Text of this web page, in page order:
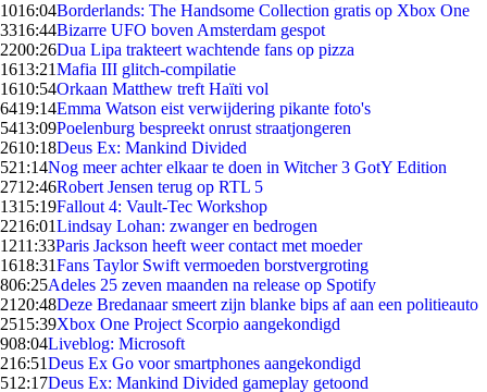
1016:04Borderlands: The Handsome Collection gratis op Xbox One
3316:44Bizarre UFO boven Amsterdam gespot
2200:26Dua Lipa trakteert wachtende fans op pizza
1613:21Mafia III glitch-compilatie
1610:54Orkaan Matthew treft Haïti vol
6419:14Emma Watson eist verwijdering pikante foto's
5413:09Poelenburg bespreekt onrust straatjongeren
2610:18Deus Ex: Mankind Divided
521:14Nog meer achter elkaar te doen in Witcher 3 GotY Edition
2712:46Robert Jensen terug op RTL 5
1315:19Fallout 4: Vault-Tec Workshop
2216:01Lindsay Lohan: zwanger en bedrogen
1211:33Paris Jackson heeft weer contact met moeder
1618:31Fans Taylor Swift vermoeden borstvergroting
806:25Adeles 25 zeven maanden na release op Spotify
21 20:48Deze Bredanaar smeert zijn blanke bips af aan een politieauto
2515:39Xbox One Project Scorpio aangekondigd
908:04Liveblog: Microsoft
216:51Deus Ex Go voor smartphones aangekondigd
512:17Deus Ex: Mankind Divided gameplay getoond